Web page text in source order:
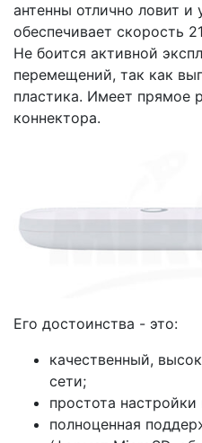
антенны отлично ловит и
обеспечивает скорость
Не боится активной
перемещений, так как
пластика. Имеет прямое
коннектора.
Его достоинства - это:
качественный,
сети;
простота настройки
полноценная